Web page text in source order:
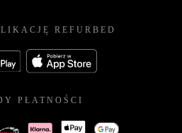
REFURBED
PŁATNOŚCI